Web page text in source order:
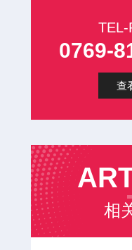
TEL-
0769-
查
相